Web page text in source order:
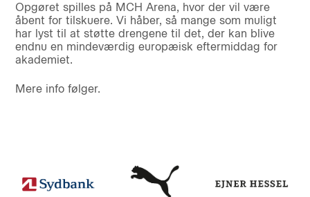
Opgøret spilles på MCH Arena, hvor der vil være
åbent for tilskuere. Vi håber, så mange som muligt
har lyst til at støtte drengene til det, der kan blive
endnu en mindeværdig europæisk eftermiddag for
akademiet.
Mere info følger.